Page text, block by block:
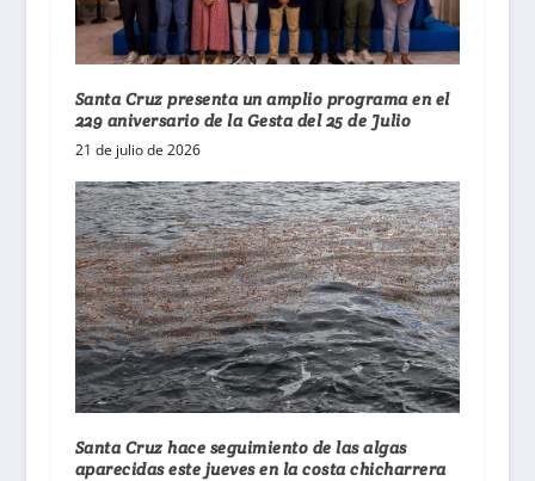
Santa Cruz presenta un amplio programa en el
229 aniversario de la Gesta del 25 de Julio
21 de julio de 2026
Santa Cruz hace seguimiento de las algas
aparecidas este jueves en la costa chicharrera